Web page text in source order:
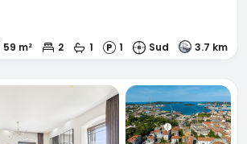
59 m² 2 1 1 Sud 3.7 km